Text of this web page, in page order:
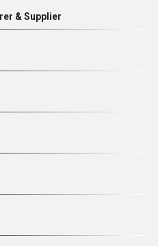
धातुओं और अन्य सामग्री से सटीक रूप
और कोनों में अपने पंख फैला रही
प्रयासों और निष्पक्ष व्यापार
से अपने कुल उत्पादन का 25%
& Supplier